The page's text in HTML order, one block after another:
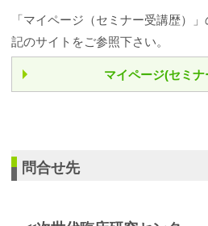
「マイページ（セミナー受講歴）
記のサイトをご参照下さい。
マイページ(セミ
問合せ先